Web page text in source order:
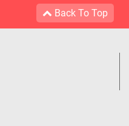
Back To Top